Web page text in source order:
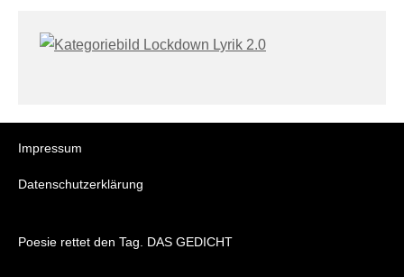
Impressum
Datenschutzerklärung
Poesie rettet den Tag. DAS GEDICHT